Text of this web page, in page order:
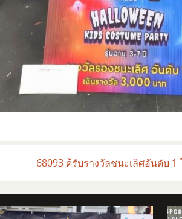
68093 ด้รับรางวัลชนะเลิศอันดับ